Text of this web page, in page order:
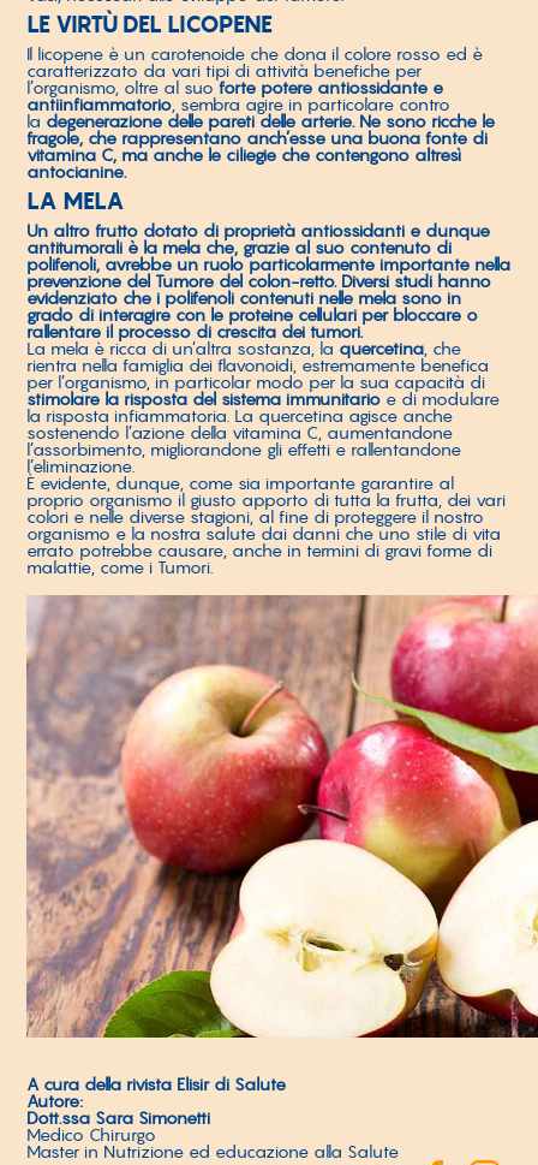
LE VIRTÙ DEL LICOPENE
Il licopene è un carotenoide che dona il colore rosso ed è
caratterizzato da vari tipi di attività benefiche per
l’organismo, oltre al suoforte potere antiossidante e
antiinfiammatorio, sembra agire in particolare contro
la degenerazione delle pareti delle arterie. Ne sono ricche le
fragole, che rappresentano anch’esse una buona fonte di
vitamina C, ma anche le ciliegie che contengono altresì
antocianine.
LA MELA
Un altro frutto dotato di proprietà antiossidanti e dunque
antitumorali è la mela che, grazie al suo contenuto di
polifenoli, avrebbe un ruolo particolarmente importante nella
prevenzione del Tumore del colon-retto. Diversi studi hanno
evidenziato che i polifenoli contenuti nelle mela sono in
grado di interagire con le proteine cellulari per bloccare o
rallentare il processo di crescita dei tumori.
La mela è ricca di un’altra sostanza, la quercetina, che
rientra nella famiglia dei flavonoidi, estremamente benefica
per l’organismo, in particolar modo per la sua capacità di
stimolare la risposta del sistema immunitario e di modulare
la risposta infiammatoria. La quercetina agisce anche
sostenendo l’azione della vitamina C, aumentandone
l’assorbimento, migliorandone gli effetti e rallentandone
l’eliminazione.
È evidente, dunque, come sia importante garantire al
proprio organismo il giusto apporto di tutta la frutta, dei vari
colori e nelle diverse stagioni, al fine di proteggere il nostro
organismo e la nostra salute dai danni che uno stile di vita
errato potrebbe causare, anche in termini di gravi forme di
malattie, come i Tumori.
A cura della rivista Elisir di Salute
Autore:
Dott.ssa Sara Simonetti
Medico Chirurgo
Master in Nutrizione ed educazione alla Salute